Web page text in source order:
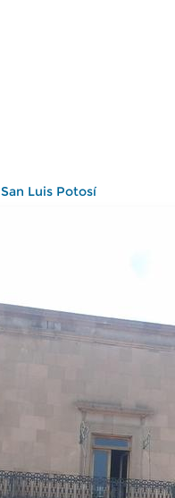
San Luis Potosí